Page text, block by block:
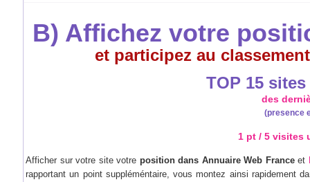
B) Affichez votre
et participez au
TOP 15
des
(presence
1 pt / 5 visites
Afficher sur votre site votre position dans Annuaire Web Franceet
rapportant un point suppléméntaire, vous montez ainsi rapidement